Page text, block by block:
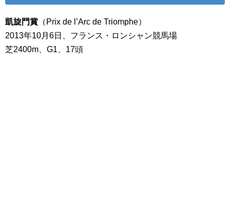
凱旋門賞 （Prix de l’Arc de Triomphe）
2013年10月6日、フランス・ロンシャン競馬場
芝2400m、G1、17頭